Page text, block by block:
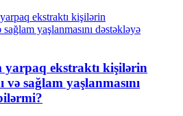
yarpaq ekstraktı kişilərin
və sağlam yaşlanmasını